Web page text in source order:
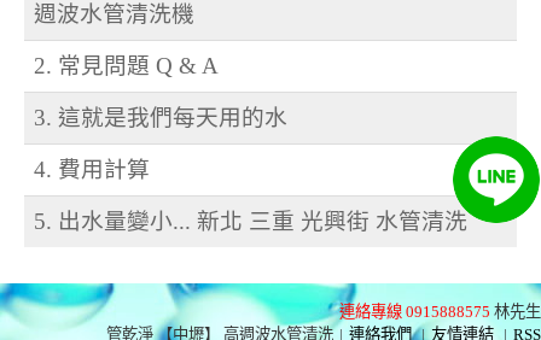
週波水管清洗機
2. 常見問題 Q & A
3. 這就是我們每天用的水
4. 費用計算
5. 出水量變小... 新北 三重 光興街 水管清洗
連絡專線 0915888575 林先生
管乾淨 【中壢】 高週波水管清洗 | 連絡我們 | 友情連結 | RSS